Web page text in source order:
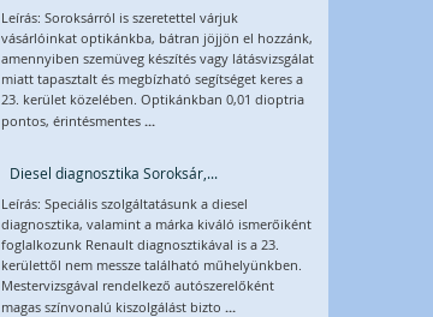
Leírás: Soroksárról is szeretettel várjuk
vásárlóinkat optikánkba, bátran jöjjön el hozzánk,
amennyiben szemüveg készítés vagy látásvizsgálat
miatt tapasztalt és megbízható segítséget keres a
23. kerület közelében. Optikánkban 0,01 dioptria
pontos, érintésmentes ...
Diesel diagnosztika Soroksár,...
Leírás: Speciális szolgáltatásunk a diesel
diagnosztika, valamint a márka kiváló ismerőiként
foglalkozunk Renault diagnosztikával is a 23.
kerülettől nem messze található műhelyünkben.
Mestervizsgával rendelkező autószerelőként
magas színvonalú kiszolgálást bizto ...